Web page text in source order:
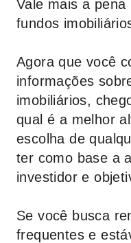
Vale mais a
fundos
Agora que você
informações
imobiliários,
qual é a melhor
escolha de
ter como base a
investidor e
Se você busca
frequentes e